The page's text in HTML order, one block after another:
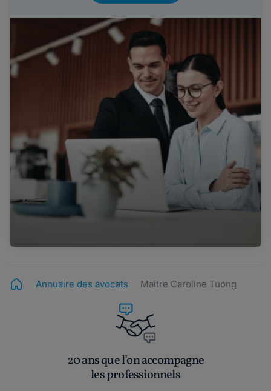
Annuaire des avocats Maître Caroline Tuong
20 ans que l’on accompagne
les professionnels